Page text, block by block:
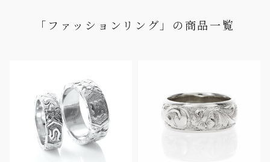
「ファッションリング」の商品一覧